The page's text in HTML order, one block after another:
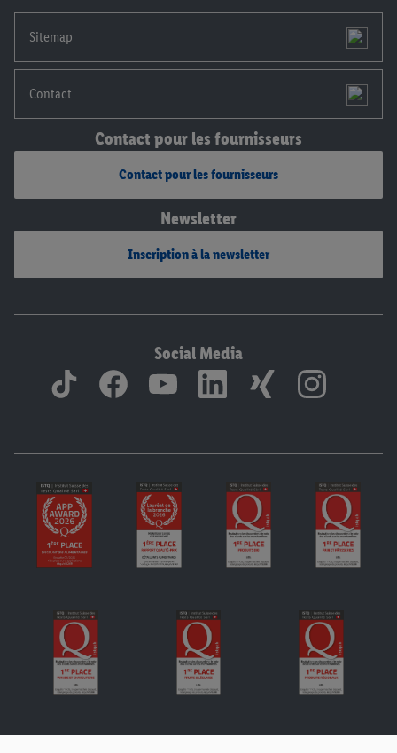
Sitemap
Contact
Contact pour les fournisseurs
Contact pour les fournisseurs
Newsletter
Inscription à la newsletter
Social Media